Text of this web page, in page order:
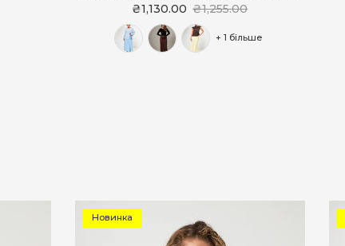
₴1,130.00 ₴1,255.00
+ 1 більше
Новинка